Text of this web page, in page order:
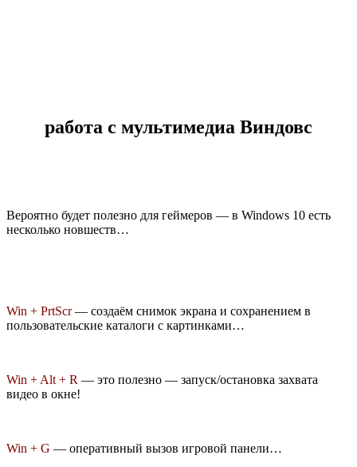
работа с мультимедиа Виндовс
Вероятно будет полезно для геймеров — в Windows 10 есть
несколько новшеств…
Win + PrtScr— создаём снимок экрана и сохранением в
пользовательские каталоги с картинками…
Win + Alt + R — это полезно — запуск/остановка захвата
видео в окне!
Win + G — оперативный вызов игровой панели…